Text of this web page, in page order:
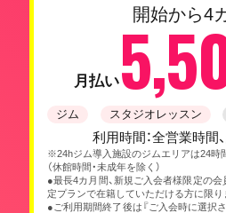
開始から4
月払い
ジム スタジオレッスン
利用時間：全営業時間
※24hジム導入施設のジムエリアは24時
（休館時間・未成年を除く）
●最長4カ月間、新規ご入会者様限定の会
定プランで在籍していただける方に限り
●ご利用期間終了後は『ご入会時に選択